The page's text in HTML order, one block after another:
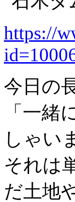
https://
今日の
「一
しゃい
それは
だ土地